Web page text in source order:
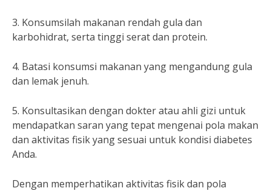
3. Konsumsilah makanan rendah gula dan
karbohidrat, serta tinggi serat dan protein.
4. Batasi konsumsi makanan yang mengandung gula
dan lemak jenuh.
5. Konsultasikan dengan dokter atau ahli gizi untuk
mendapatkan saran yang tepat mengenai pola makan
dan aktivitas fisik yang sesuai untuk kondisi diabetes
Anda.
Dengan memperhatikan aktivitas fisik dan pola